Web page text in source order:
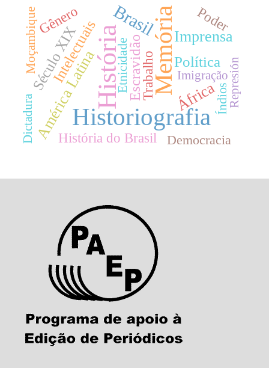
História
Historiografia
Memória
Brasil
América Latina África
Imprensa
Escravidão
Intelectuais Política
Século XIX
Gênero
Trabalho
História do Brasil
Poder
Etnicidade
Índios
Democracia
Imigração
Moçambique
Represión
Dictadura